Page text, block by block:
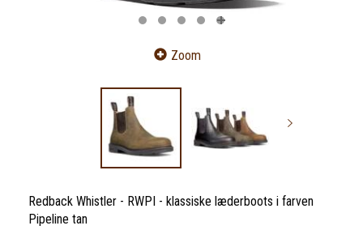
Zoom
Redback Whistler - RWPI - klassiske læderboots i farven
Pipeline tan